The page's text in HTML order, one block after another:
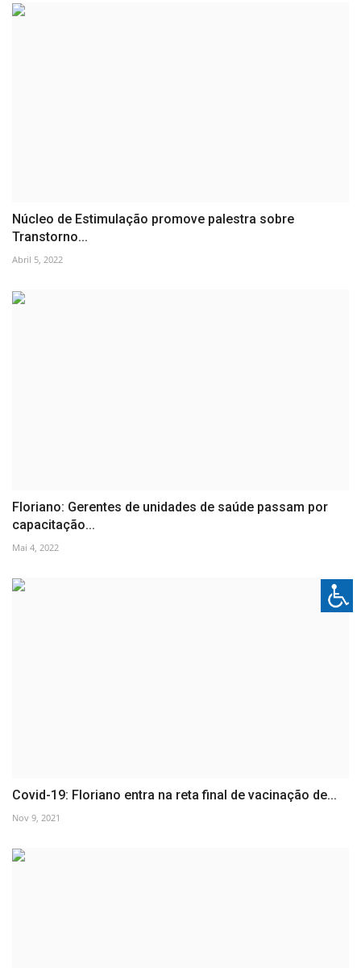
Núcleo de Estimulação promove palestra sobre
Transtorno...
Abril 5, 2022
Floriano: Gerentes de unidades de saúde passam por
capacitação...
Mai 4, 2022
Covid-19: Floriano entra na reta final de vacinação de...
Nov 9, 2021